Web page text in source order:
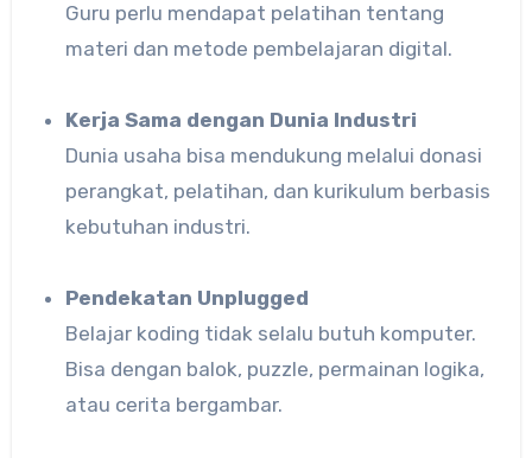
Guru perlu mendapat pelatihan tentang
materi dan metode pembelajaran digital.
Kerja Sama dengan Dunia Industri
Dunia usaha bisa mendukung melalui donasi
perangkat, pelatihan, dan kurikulum berbasis
kebutuhan industri.
Pendekatan Unplugged
Belajar koding tidak selalu butuh komputer.
Bisa dengan balok, puzzle, permainan logika,
atau cerita bergambar.